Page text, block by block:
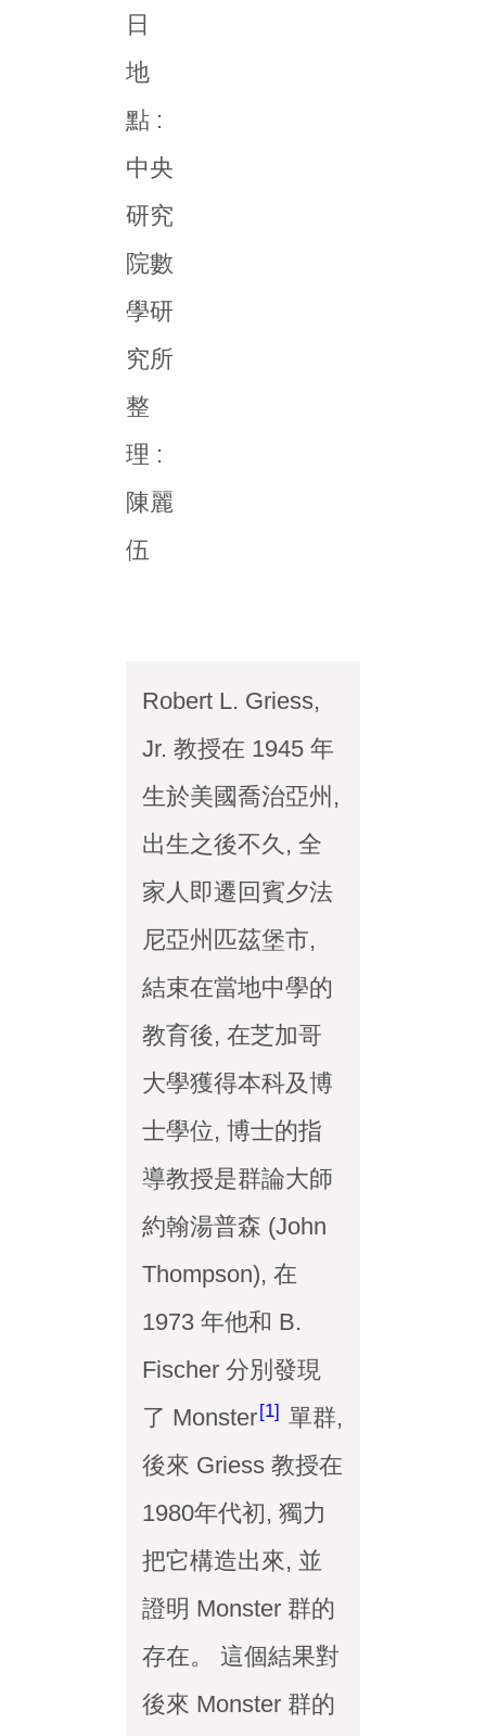
日
地
點 :
中央
研究
院數
學研
究所
整
理 :
陳麗
伍
Robert L. Griess,
Jr. 教授在 1945 年
生於美國喬治亞州,
出生之後不久, 全
家人即遷回賓夕法
尼亞州匹茲堡市,
結束在當地中學的
教育後, 在芝加哥
大學獲得本科及博
士學位, 博士的指
導教授是群論大師
約翰湯普森 (John
Thompson), 在
1973 年他和 B.
Fischer 分別發現
了 Monster 1
單群,
後來 Griess 教授在
1980年代初, 獨力
把它構造出來, 並
證明 Monster 群的
存在。 這個結果對
後來 Monster 群的